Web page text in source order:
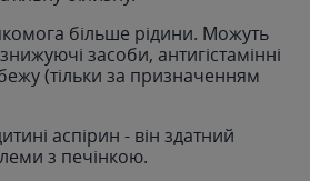
більше рідини. Можуть
засоби, антигістамінні
(тільки за призначенням
аспірин - він здатний
з печінкою.